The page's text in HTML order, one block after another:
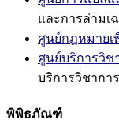
และการล่ามเ
ศูนย์กฎหมาย
ศูนย์บริการวิช
บริการวิชากา
พิพิธภัณฑ์